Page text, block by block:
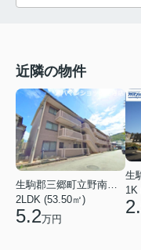
近隣の物件
2LDK (53.50㎡)
5.2万円
1K